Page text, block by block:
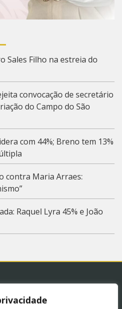
Sales Filho na estreia do
convocação de secretário
do Campo do São
com 44%; Breno tem 13%
contra Maria Arraes:
Raquel Lyra 45% e João